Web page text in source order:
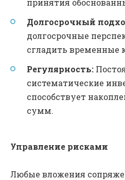
принятия
Долгосрочный
долгосрочные
сгладить временные
Регулярность:
систематические
способствует
сумм.
Управление рисками
Любые вложения